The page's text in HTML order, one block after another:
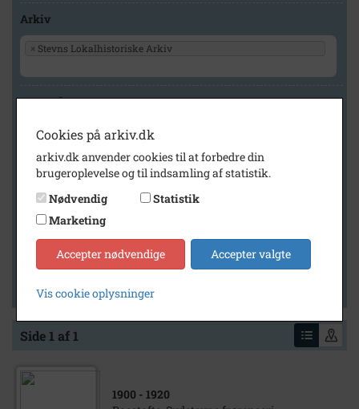
Arkiv
× Stevns Lokalhistoriske Arkiv
Geografi
Generelt
Vis kun med billeder
Vis kun med filmklip
Vis kun med lydklip
Vis kun med kilder
Vis kun med geo-tag
Side 1 af 1
1900 - 1920
Cookies på arkiv.dk
arkiv.dk anvender cookies til at forbedre din
brugeroplevelse og til indsamling af statistik.
Nødvendig
Statistik
Marketing
Accepter nødvendige Accepter valgte
Vis cookie oplysninger